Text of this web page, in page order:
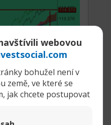
webovou
bohužel není v
země, ve které se
jak chcete postupovat
páru na
zónu cena
a od úrovně
se může cena
zónu může cena